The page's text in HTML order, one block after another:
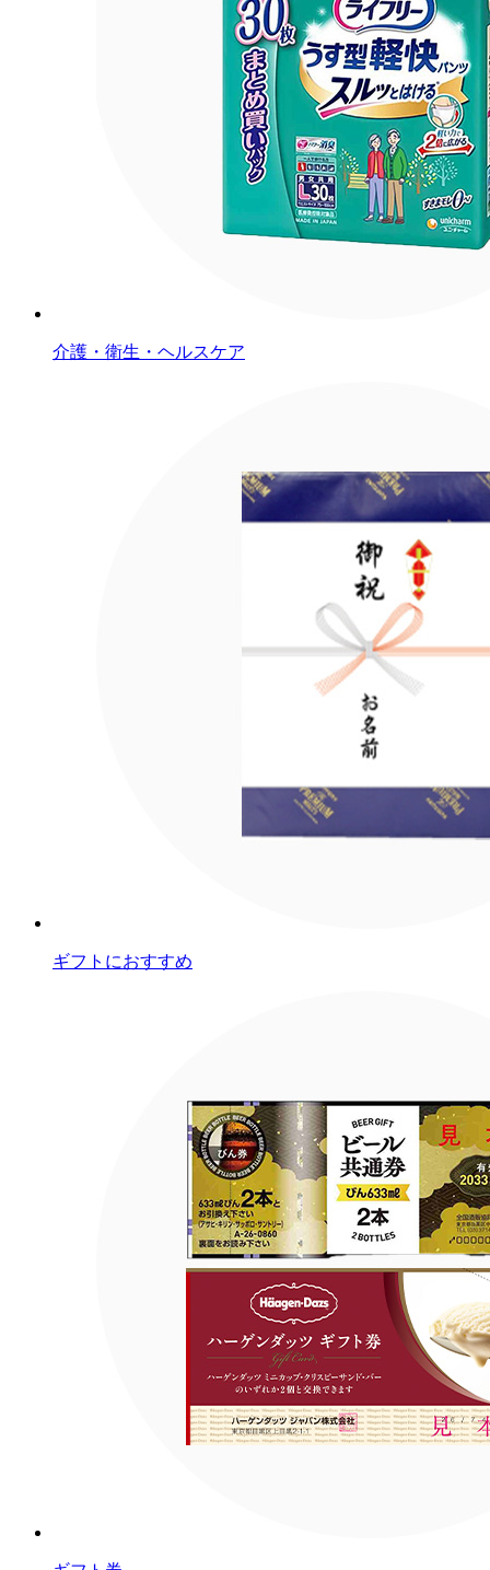
介護・衛生・ヘルスケア
ギフトにおすすめ